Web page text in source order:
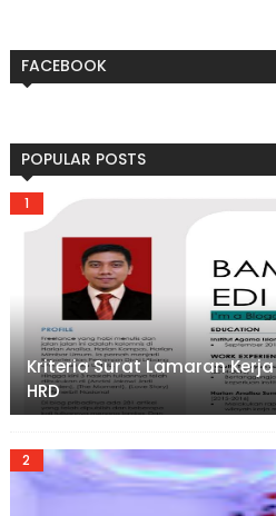
FACEBOOK
POPULAR POSTS
Kriteria Surat Lamaran
HRD